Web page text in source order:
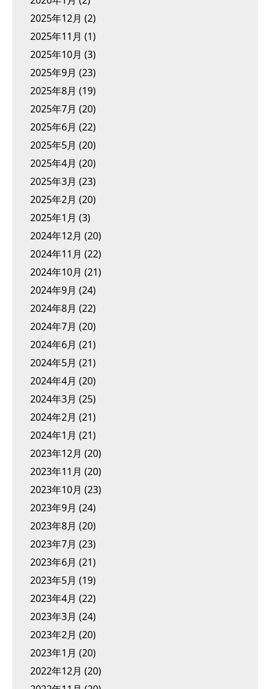
2025年12月 (2)
2025年11月 (1)
2025年10月 (3)
2025年9月 (23)
2025年8月 (19)
2025年7月 (20)
2025年6月 (22)
2025年5月 (20)
2025年4月 (20)
2025年3月 (23)
2025年2月 (20)
2025年1月 (3)
2024年12月 (20)
2024年11月 (22)
2024年10月 (21)
2024年9月 (24)
2024年8月 (22)
2024年7月 (20)
2024年6月 (21)
2024年5月 (21)
2024年4月 (20)
2024年3月 (25)
2024年2月 (21)
2024年1月 (21)
2023年12月 (20)
2023年11月 (20)
2023年10月 (23)
2023年9月 (24)
2023年8月 (20)
2023年7月 (23)
2023年6月 (21)
2023年5月 (19)
2023年4月 (22)
2023年3月 (24)
2023年2月 (20)
2023年1月 (20)
2022年12月 (20)